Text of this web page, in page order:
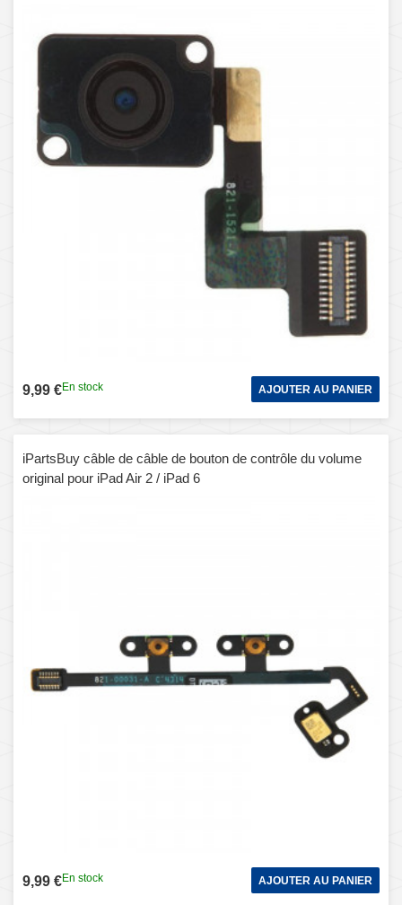
9,99 €En stock AJOUTER AU PANIER
iPartsBuy câble de câble de bouton de contrôle du volume
original pour iPad Air 2 / iPad 6
9,99 €En stock AJOUTER AU PANIER